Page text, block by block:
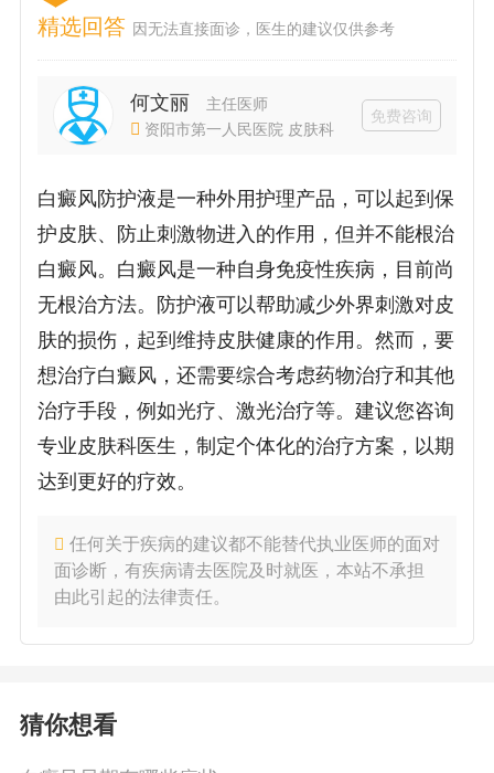
精选回答 因无法直接面诊，医生的建议仅供参考
何文丽
主任医师
资阳市第一人民医院 皮肤科
免费咨询
白癜风防护液是一种外用护理产品，可以起到保
护皮肤、防止刺激物进入的作用，但并不能根治
白癜风。白癜风是一种自身免疫性疾病，目前尚
无根治方法。防护液可以帮助减少外界刺激对皮
肤的损伤，起到维持皮肤健康的作用。然而，要
想治疗白癜风，还需要综合考虑药物治疗和其他
治疗手段，例如光疗、激光治疗等。建议您咨询
专业皮肤科医生，制定个体化的治疗方案，以期
达到更好的疗效。
任何关于疾病的建议都不能替代执业医师的面对
面诊断，有疾病请去医院及时就医，本站不承担
由此引起的法律责任。
猜你想看